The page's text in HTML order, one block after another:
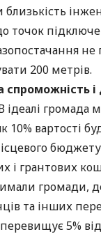
близькість
точок
200 метрів.
спроможність
ідеалі громада
10% вартості
і грантових
громади,
та інших
5%